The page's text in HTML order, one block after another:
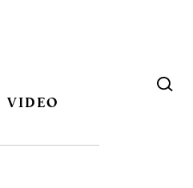
VIDEO